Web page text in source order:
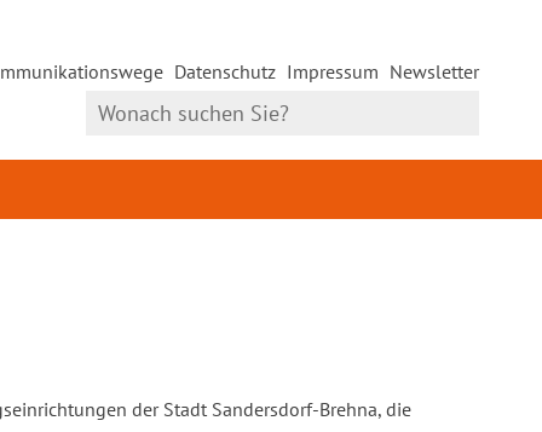
Datenschutz Impressum Newsletter
der Stadt Sandersdorf-Brehna, die